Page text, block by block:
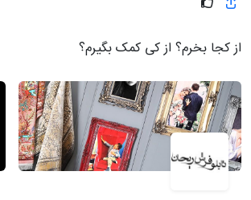
از کجا بخرم؟ از کی کمک بگیرم؟